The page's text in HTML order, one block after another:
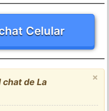
Celular
×
de La